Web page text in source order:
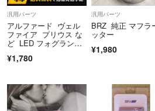
汎用パーツ
アルファード ヴェル
ファイア プリウス な
ど LED フォグラン
¥1,780
汎用パーツ
BRZ 純正 マフラ
ッター
¥1,980